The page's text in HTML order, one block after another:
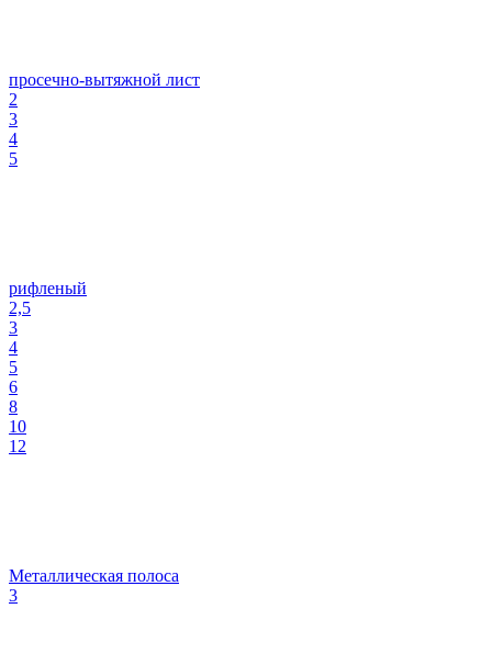
просечно-вытяжной лист
2
3
4
5
рифленый
2,5
3
4
5
6
8
10
12
Металлическая полоса
3